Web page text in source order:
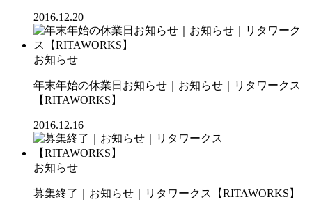
2016.12.20
お知らせ
年末年始の休業日お知らせ｜お知らせ｜リタワークス
【RITAWORKS】
2016.12.16
お知らせ
募集終了｜お知らせ｜リタワークス【RITAWORKS】